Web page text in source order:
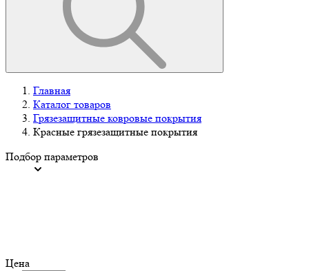
Главная
Каталог товаров
Грязезащитные ковровые покрытия
Красные грязезащитные покрытия
Подбор параметров
Цена